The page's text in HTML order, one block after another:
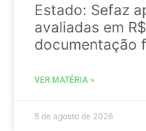
Estado: Sefaz
avaliadas em
documentação
VER MATÉRIA »
5 de agosto de 2026